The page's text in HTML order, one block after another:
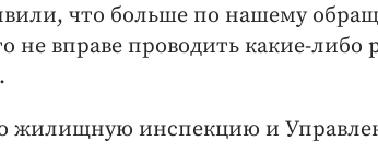
что больше по нашему
не вправе проводить какие-либо
жилищную инспекцию и